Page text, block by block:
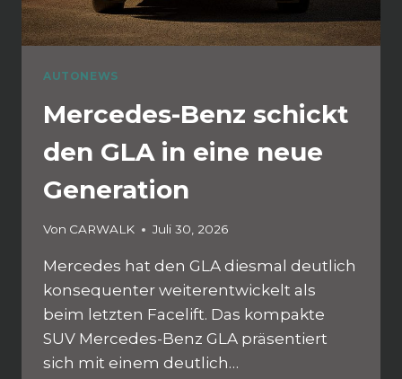
AUTONEWS
Mercedes-Benz schickt
den GLA in eine neue
Generation
Von CARWALK Juli 30, 2026
Mercedes hat den GLA diesmal deutlich
konsequenter weiterentwickelt als
beim letzten Facelift. Das kompakte
SUV Mercedes-Benz GLA präsentiert
sich mit einem deutlich…